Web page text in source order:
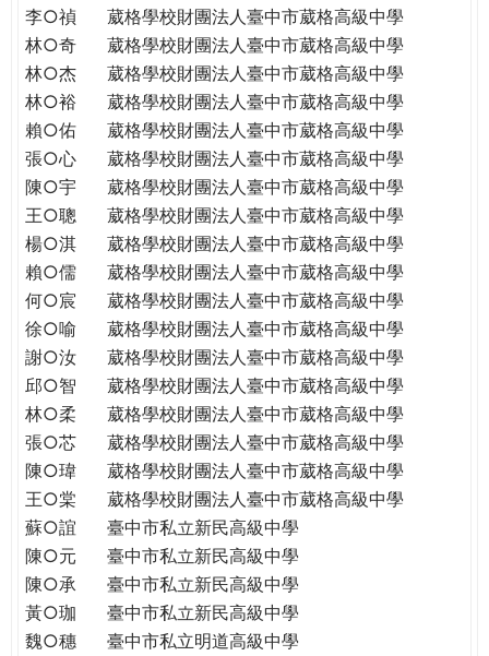
李○禎
葳格學校財團法人臺中市葳格高級中學
林○奇
葳格學校財團法人臺中市葳格高級中學
林○杰
葳格學校財團法人臺中市葳格高級中學
林○裕
葳格學校財團法人臺中市葳格高級中學
賴○佑
葳格學校財團法人臺中市葳格高級中學
張○心
葳格學校財團法人臺中市葳格高級中學
陳○宇
葳格學校財團法人臺中市葳格高級中學
王○聰
葳格學校財團法人臺中市葳格高級中學
楊○淇
葳格學校財團法人臺中市葳格高級中學
賴○儒
葳格學校財團法人臺中市葳格高級中學
何○宸
葳格學校財團法人臺中市葳格高級中學
徐○喻
葳格學校財團法人臺中市葳格高級中學
謝○汝
葳格學校財團法人臺中市葳格高級中學
邱○智
葳格學校財團法人臺中市葳格高級中學
林○柔
葳格學校財團法人臺中市葳格高級中學
張○芯
葳格學校財團法人臺中市葳格高級中學
陳○瑋
葳格學校財團法人臺中市葳格高級中學
王○棠
葳格學校財團法人臺中市葳格高級中學
蘇○誼
臺中市私立新民高級中學
陳○元
臺中市私立新民高級中學
陳○承
臺中市私立新民高級中學
黃○珈
臺中市私立新民高級中學
魏○穗
臺中市私立明道高級中學